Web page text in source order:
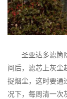
圣亚达多滤筒
间后，滤芯上灰尘
捉烟尘，这时要通
况下，每周清一次